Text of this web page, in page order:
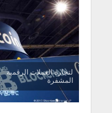
لتجارة العملات الرقمية
المشفرة